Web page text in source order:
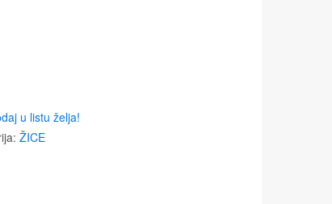
u listu želja!
ŽICE